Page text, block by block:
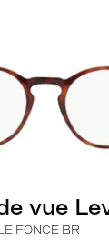
vue
FONCE BR